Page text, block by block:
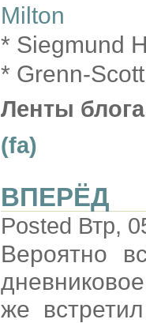
Milton
* Siegmund
* Grenn-
Ленты
(fa)
ВПЕРЁД
Posted Втр,
Вероятно
же